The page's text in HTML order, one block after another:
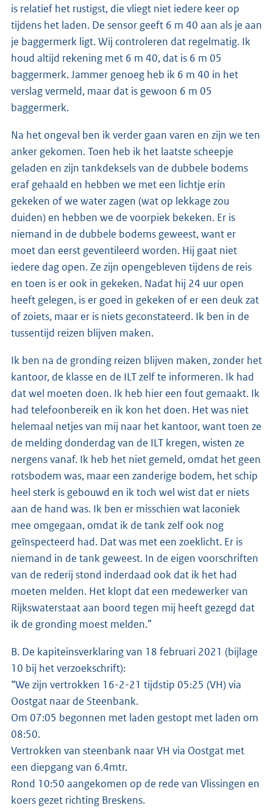
is relatief het rustigst, die vliegt niet iedere keer op
tijdens het laden. De sensor geeft 6 m 40 aan als je aan
je baggermerk ligt. Wij controleren dat regelmatig. Ik
houd altijd rekening met 6 m 40, dat is 6 m 05
baggermerk. Jammer genoeg heb ik 6 m 40 in het
verslag vermeld, maar dat is gewoon 6 m 05
baggermerk.
Na het ongeval ben ik verder gaan varen en zijn we ten
anker gekomen. Toen heb ik het laatste scheepje
geladen en zijn tankdeksels van de dubbele bodems
eraf gehaald en hebben we met een lichtje erin
gekeken of we water zagen (wat op lekkage zou
duiden) en hebben we de voorpiek bekeken. Er is
niemand in de dubbele bodems geweest, want er
moet dan eerst geventileerd worden. Hij gaat niet
iedere dag open. Ze zijn opengebleven tijdens de reis
en toen is er ook in gekeken. Nadat hij 24 uur open
heeft gelegen, is er goed in gekeken of er een deuk zat
of zoiets, maar er is niets geconstateerd. Ik ben in de
tussentijd reizen blijven maken.
Ik ben na de gronding reizen blijven maken, zonder het
kantoor, de klasse en de ILT zelf te informeren. Ik had
dat wel moeten doen. Ik heb hier een fout gemaakt. Ik
had telefoonbereik en ik kon het doen. Het was niet
helemaal netjes van mij naar het kantoor, want toen ze
de melding donderdag van de ILT kregen, wisten ze
nergens vanaf. Ik heb het niet gemeld, omdat het geen
rotsbodem was, maar een zanderige bodem, het schip
heel sterk is gebouwd en ik toch wel wist dat er niets
aan de hand was. Ik ben er misschien wat laconiek
mee omgegaan, omdat ik de tank zelf ook nog
geïnspecteerd had. Dat was met een zoeklicht. Er is
niemand in de tank geweest. In de eigen voorschriften
van de rederij stond inderdaad ook dat ik het had
moeten melden. Het klopt dat een medewerker van
Rijkswaterstaat aan boord tegen mij heeft gezegd dat
ik de gronding moest melden.”
B. De kapiteinsverklaring van 18 februari 2021 (bijlage
10 bij het verzoekschrift):
“We zijn vertrokken 16-2-21 tijdstip 05:25 (VH) via
Oostgat naar de Steenbank.
Om 07:05 begonnen met laden gestopt met laden om
08:50.
Vertrokken van steenbank naar VH via Oostgat met
een diepgang van 6.4mtr.
Rond 10:50 aangekomen op de rede van Vlissingen en
koers gezet richting Breskens.